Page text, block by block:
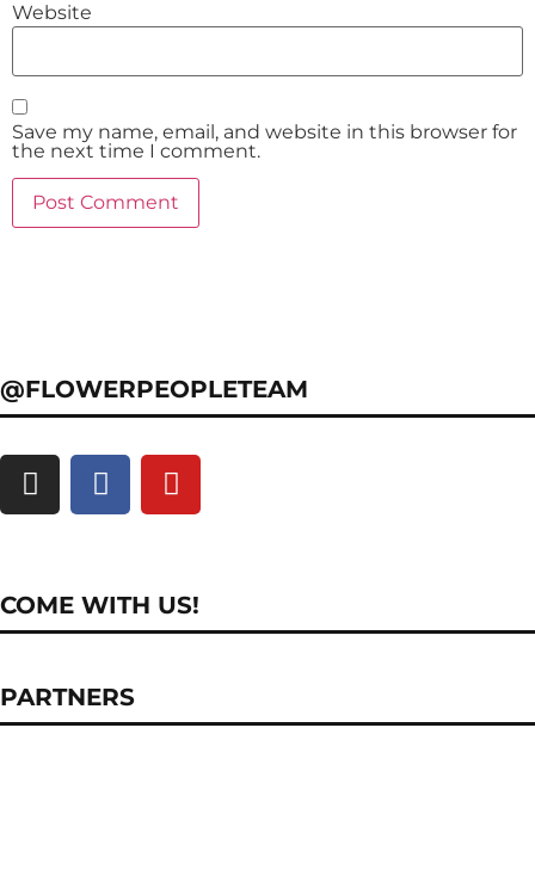
Website
Save my name, email, and website in this browser for
the next time I comment.
@FLOWERPEOPLETEAM
COME WITH US!
PARTNERS